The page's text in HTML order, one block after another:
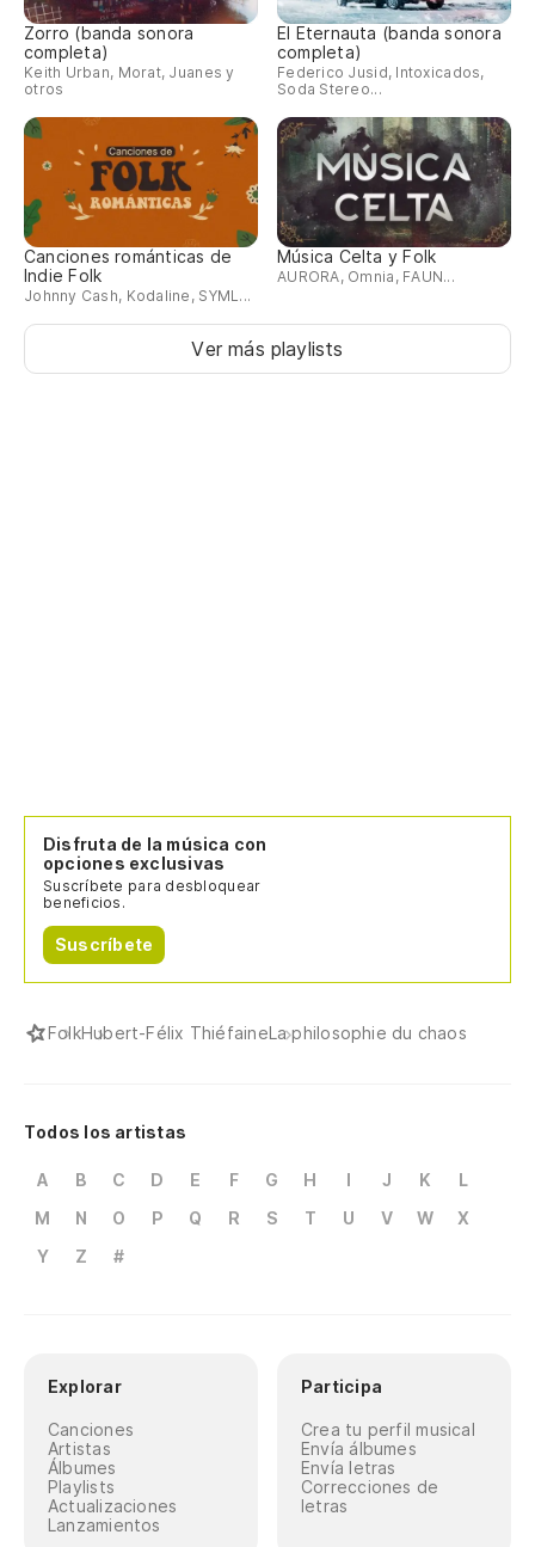
Zorro (banda sonora
completa)
Keith Urban, Morat, Juanes y
otros
El Eternauta (banda sonora
completa)
Federico Jusid, Intoxicados,
Soda Stereo...
Canciones románticas de
Indie Folk
Johnny Cash, Kodaline, SYML...
Música Celta y Folk
AURORA, Omnia, FAUN...
Ver más playlists
Disfruta de la música con
opciones exclusivas
Suscríbete para desbloquear
beneficios.
Suscríbete
FolkHubert-Félix ThiéfaineLa philosophie du chaos
Todos los artistas
A B C D E F G H I J K
L
M
N O P Q R S T U V W
X
Y
Z #
Explorar
Canciones
Artistas
Álbumes
Playlists
Actualizaciones
Lanzamientos
Participa
Crea tu perfil musical
Envía álbumes
Envía letras
Correcciones de
letras